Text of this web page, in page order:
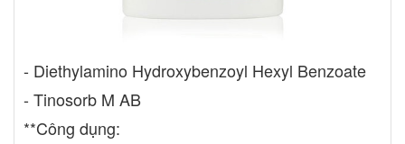
- Diethylamino Hydroxybenzoyl Hexyl Benzoate
- Tinosorb M AB
**Công dụng: